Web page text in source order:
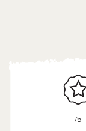
/5